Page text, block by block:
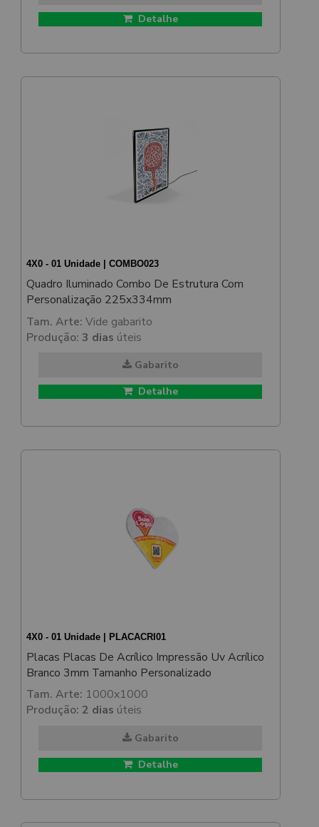
Detalhe
4X0 - 01 Unidade | COMBO023
Quadro Iluminado Combo De Estrutura Com
Personalização 225x334mm
Tam. Arte: Vide gabarito
Produção: 3 dias úteis
Gabarito
Detalhe
4X0 - 01 Unidade | PLACACRI01
Placas Placas De Acrílico Impressão Uv Acrílico
Branco 3mm Tamanho Personalizado
Tam. Arte: 1000x1000
Produção: 2 dias úteis
Gabarito
Detalhe